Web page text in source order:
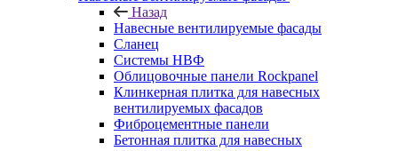
Назад
Навесные вентилируемые фасады
Сланец
Системы НВФ
Облицовочные панели Rockpanel
Клинкерная плитка для навесных
вентилируемых фасадов
Фиброцементные панели
Бетонная плитка для навесных